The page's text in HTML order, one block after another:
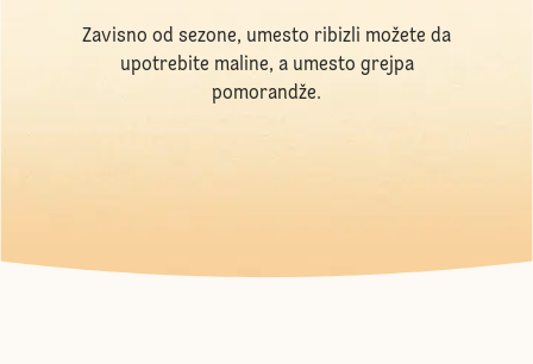
Zavisno od sezone, umesto ribizli možete da
upotrebite maline, a umesto grejpa
pomorandže.